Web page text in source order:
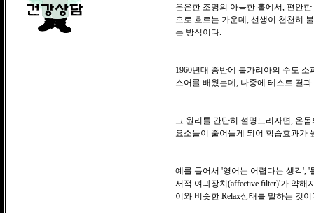
은은한 조명의 아늑한 홀에서, 편안
으로 흐르는 가운데, 선생이 천천히
는 방식이다.
1960년대 중반에 불가리아의 수도
스어를 배웠는데, 나중에 테스트 결
그 원리를 간단히 설명드리자면, 온
요소들이 줄어들게 되어 학습효과가
예를 들어서 '영어는 어렵다는 생각',
서적 여과장치(affective filter)'가 약
이와 비슷한 Relax상태를 말하는 것이